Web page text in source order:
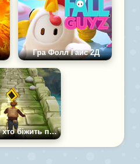
Гра Фолл Гайс 2Д
Гра Той, хто біжить по гробницях